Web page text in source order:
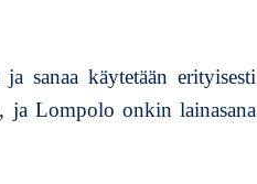
sanaa käytetään erityisesti
ja Lompolo onkin lainasana